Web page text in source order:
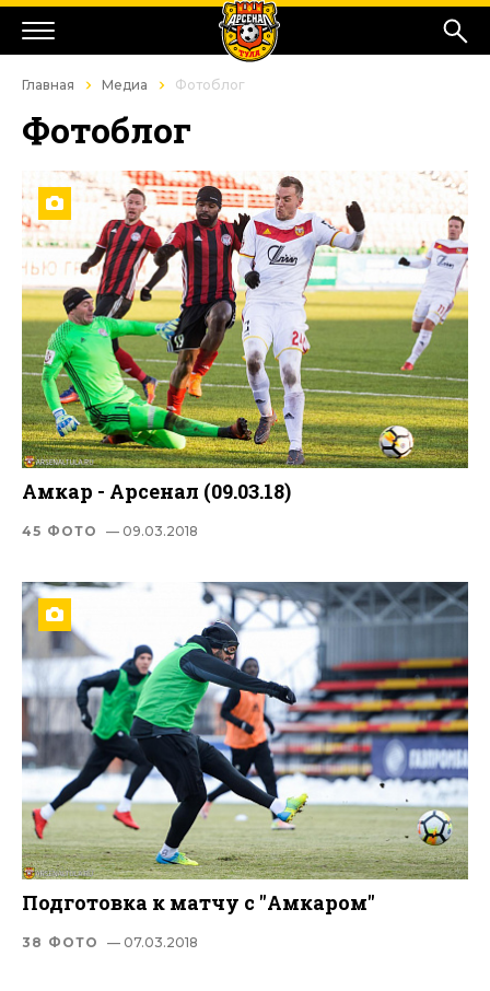
Главная Медиа Фотоблог
Фотоблог
Амкар - Арсенал (09.03.18)
45 ФОТО — 09.03.2018
Подготовка к матчу с "Амкаром"
38 ФОТО — 07.03.2018